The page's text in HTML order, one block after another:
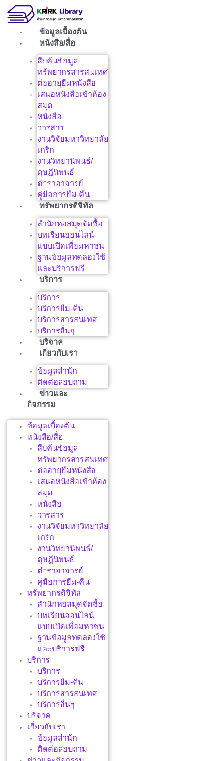
ข้อมูลเบื้องต้น
หนังสือ/สื่อ
สืบค้นข้อมูล
ทรัพยากรสารสนเทศ
ต่ออายุยืมหนังสือ
เสนอหนังสือเข้าห้อง
สมุด
หนังสือ
วารสาร
งานวิจัยมหาวิทยาลัย
เกริก
งานวิทยานิพนธ์/
ดุษฎีนิพนธ์
ตำราอาจารย์
คู่มือการยืม-คืน
ทรัพยากรดิจิทัล
สำนักหอสมุดจัดซื้อ
บทเรียนออนไลน์
แบบเปิดเพื่อมหาชน
ฐานข้อมูลทดลองใช้
และบริการฟรี
บริการ
บริการ
บริการยืม-คืน
บริการสารสนเทศ
บริการอื่นๆ
บริจาค
เกี่ยวกับเรา
ข้อมูลสำนัก
ติดต่อสอบถาม
ข่าวและ
กิจกรรม
ข้อมูลเบื้องต้น
หนังสือ/สื่อ
สืบค้นข้อมูล
ทรัพยากรสารสนเทศ
ต่ออายุยืมหนังสือ
เสนอหนังสือเข้าห้อง
สมุด
หนังสือ
วารสาร
งานวิจัยมหาวิทยาลัย
เกริก
งานวิทยานิพนธ์/
ดุษฎีนิพนธ์
ตำราอาจารย์
คู่มือการยืม-คืน
ทรัพยากรดิจิทัล
สำนักหอสมุดจัดซื้อ
บทเรียนออนไลน์
แบบเปิดเพื่อมหาชน
ฐานข้อมูลทดลองใช้
และบริการฟรี
บริการ
บริการ
บริการยืม-คืน
บริการสารสนเทศ
บริการอื่นๆ
บริจาค
เกี่ยวกับเรา
ข้อมูลสำนัก
ติดต่อสอบถาม